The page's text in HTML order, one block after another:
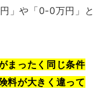
」や「0-0万円」と
まったく同じ条件
料が大きく違って